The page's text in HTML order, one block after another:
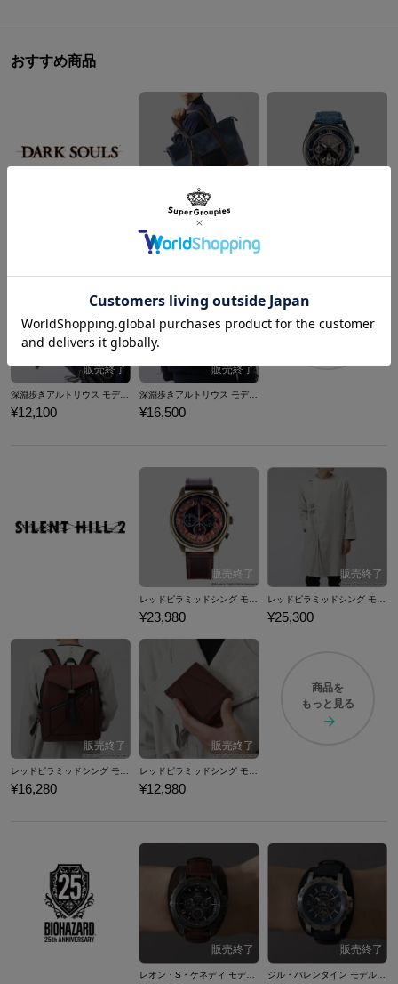
おすすめ商品
¥18,700
深淵歩きアルトリウス モデル 長財布 DARK SOULS ダークソウル
¥12,100
深淵歩きアルトリウス モデル バックパック DARK SOULS ダークソウル
¥16,500
もっと見る
¥23,980 ¥25,300
¥16,280 ¥12,980
商品を
もっと見る
レオン・S・ケネディ モデル 腕時計 バイオハザード ジル・バレンタイン モデル 腕時計 バイオハザード